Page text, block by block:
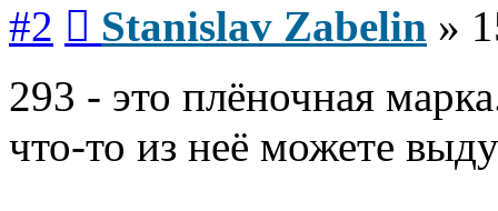
#2 Stanislav Zabelin »
293 - это плёночная
что-то из неё можете